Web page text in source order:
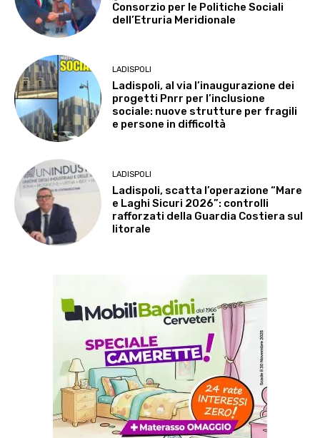
Consorzio per le Politiche Sociali
dell’Etruria Meridionale
LADISPOLI
Ladispoli, al via l’inaugurazione dei
progetti Pnrr per l’inclusione
sociale: nuove strutture per fragili
e persone in difficoltà
LADISPOLI
Ladispoli, scatta l’operazione “Mare
e Laghi Sicuri 2026”: controlli
rafforzati della Guardia Costiera sul
litorale